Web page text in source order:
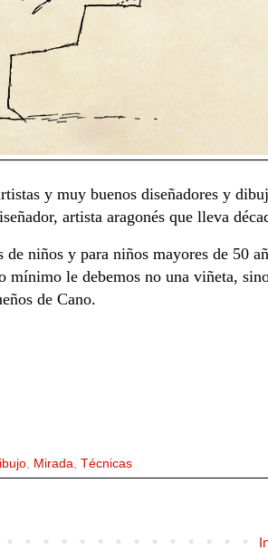
y muy buenos diseñadores y
artista aragonés que lleva
niños y para niños mayores de 50
mínimo le debemos no una viñeta,
de Cano.
, Mirada Técnicas